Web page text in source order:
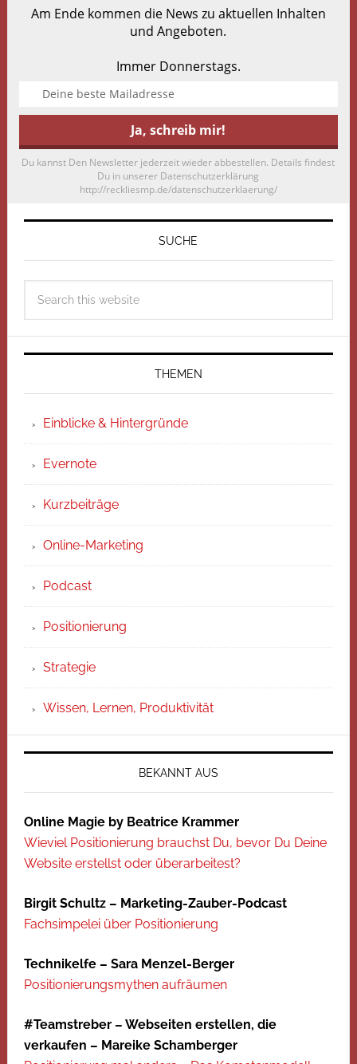
Am Ende kommen die News zu aktuellen Inhalten
und Angeboten.
Immer Donnerstags.
Du kannst Den Newsletter jederzeit wieder abbestellen. Details findest
Du in unserer Datenschutzerklärung
http://reckliesmp.de/datenschutzerklaerung/
SUCHE
THEMEN
Einblicke & Hintergründe
Evernote
Kurzbeiträge
Online-Marketing
Podcast
Positionierung
Strategie
Wissen, Lernen, Produktivität
BEKANNT AUS
Online Magie by Beatrice Krammer
Wieviel Positionierung brauchst Du, bevor Du Deine
Website erstellst oder überarbeitest?
Birgit Schultz – Marketing-Zauber-Podcast
Fachsimpelei über Positionierung
Technikelfe – Sara Menzel-Berger
Positionierungsmythen aufräumen
#Teamstreber – Webseiten erstellen, die
verkaufen – Mareike Schamberger